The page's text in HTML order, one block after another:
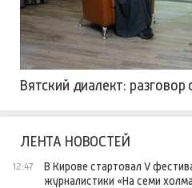
Вятский диалект:
ЛЕНТА НОВОСТЕЙ
12:47
В Кирове стартовал V
журналистики «На семи